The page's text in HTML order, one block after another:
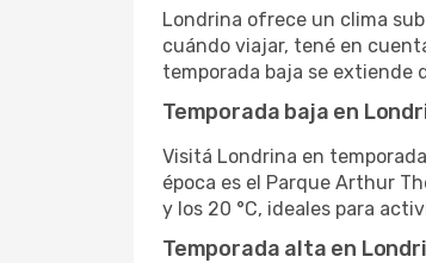
Londrina ofrece un clima
cuándo viajar, tené en
temporada baja se extiende
Temporada baja en
Visitá Londrina en
época es el Parque Arthur
y los 20 °C, ideales para
Temporada alta en